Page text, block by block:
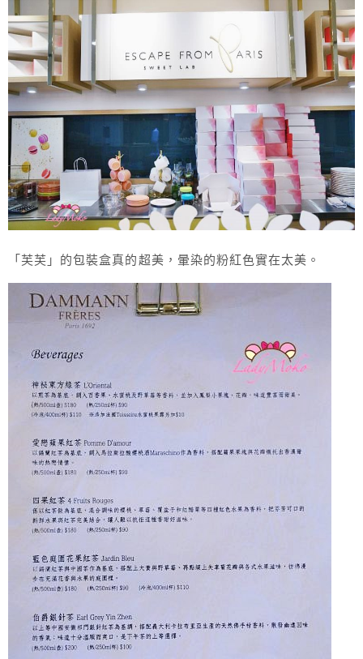
「芙芙」的包裝盒真的超美，暈染的粉紅色實在太美。